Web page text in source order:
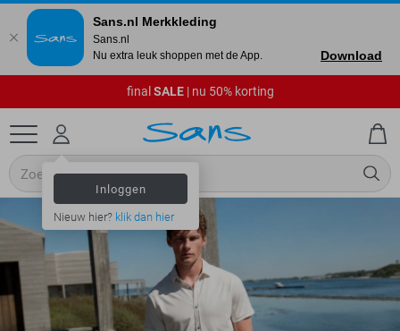
final SALE| nu 50% korting
Inloggen
Nieuw hier? klik dan hier
Sans.nl Merkkleding
Sans.nl
Nu extra leuk shoppen met de App.
Download